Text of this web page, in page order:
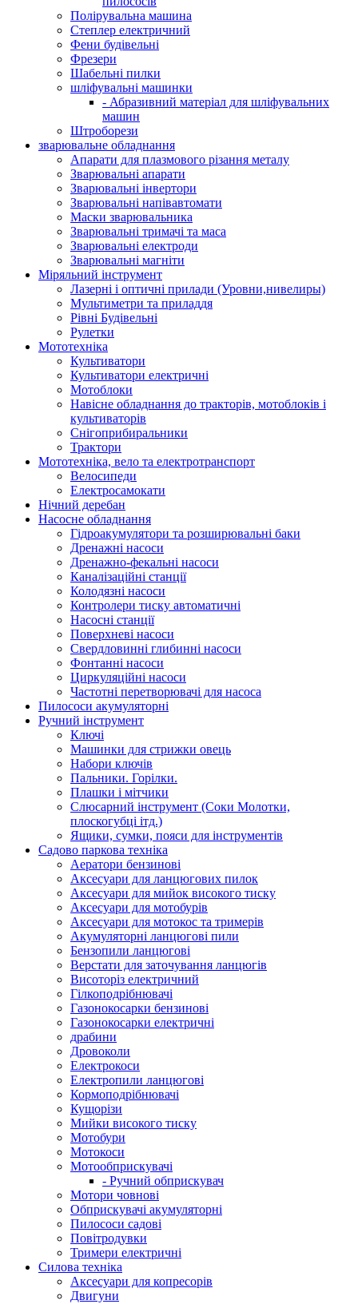
Полірувальна машина
Степлер електричний
Фени будівельні
Фрезери
Шабельні пилки
шліфувальні машинки
- Абразивний матеріал для шліфувальних
машин
Штроборези
зварювальне обладнання
Апарати для плазмового різання металу
Зварювальні апарати
Зварювальні інвертори
Зварювальні напівавтомати
Маски зварювальника
Зварювальні тримачі та маса
Зварювальні електроди
Зварювальні магніти
Міряльний інструмент
Лазерні і оптичні прилади (Уровни,нивелиры)
Мультиметри та приладдя
Рівні Будівельні
Рулетки
Мототехніка
Культиватори
Культиватори електричні
Мотоблоки
Навісне обладнання до тракторів, мотоблоків і
культиваторів
Снігоприбиральники
Трактори
Мототехніка, вело та електротранспорт
Велосипеди
Електросамокати
Нічний деребан
Насосне обладнання
Гідроакумулятори та розширювальні баки
Дренажні насоси
Дренажно-фекальні насоси
Каналізаційні станції
Колодязні насоси
Контролери тиску автоматичні
Насосні станції
Поверхневі насоси
Свердловинні глибинні насоси
Фонтанні насоси
Циркуляційні насоси
Частотні перетворювачі для насоса
Пилососи акумуляторні
Ручний інструмент
Ключі
Машинки для стрижки овець
Набори ключів
Пальники. Горілки.
Плашки і мітчики
Слюсарний інструмент (Соки Молотки,
плоскогубці ітд.)
Ящики, сумки, пояси для інструментів
Садово паркова техніка
Аератори бензинові
Аксесуари для ланцюгових пилок
Аксесуари для мийок високого тиску
Аксесуари для мотобурів
Аксесуари для мотокос та тримерів
Акумуляторні ланцюгові пили
Бензопили ланцюгові
Верстати для заточування ланцюгів
Висоторіз електричний
Гілкоподрібнювачі
Газонокосарки бензинові
Газонокосарки електричні
драбини
Дровоколи
Електрокоси
Електропили ланцюгові
Кормоподрібнювачі
Кущорізи
Мийки високого тиску
Мотобури
Мотокоси
Мотообприскувачі
- Ручний обприскувач
Мотори човнові
Обприскувачі акумуляторні
Пилососи садові
Повітродувки
Тримери електричні
Силова техніка
Аксесуари для копресорів
Двигуни